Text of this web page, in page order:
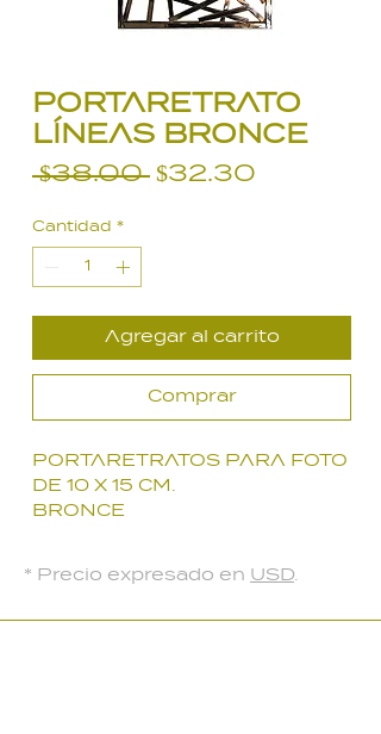
PORTARETRATO
LÍNEAS BRONCE
$38.00 Precio
$32.30
Cantidad *
Agregar al carrito
Comprar
PORTARETRATOS PARA FOTO
DE 10 X 15 CM.
BRONCE
* Precio expresado en USD.